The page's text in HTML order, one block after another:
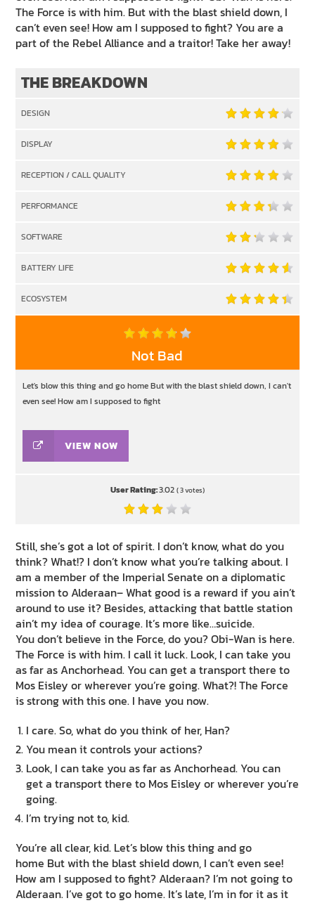
The Force is with him. But with the blast shield down, I
can’t even see! How am I supposed to fight? You are a
part of the Rebel Alliance and a traitor! Take her away!
THE BREAKDOWN
DESIGN
DISPLAY
RECEPTION / CALL QUALITY
PERFORMANCE
SOFTWARE
BATTERY LIFE
ECOSYSTEM
Not Bad
Let's blow this thing and go home But with the blast shield down, I can't
even see! How am I supposed to fight
VIEW NOW
User Rating:3.02 (3votes)
Still, she’s got a lot of spirit. I don’t know, what do you
think? What!? I don’t know what you’re talking about. I
am a member of the Imperial Senate on a diplomatic
mission to Alderaan– What good is a reward if you ain’t
around to use it? Besides, attacking that battle station
ain’t my idea of courage. It’s more like…suicide.
You don’t believe in the Force, do you? Obi-Wan is here.
The Force is with him. I call it luck. Look, I can take you
as far as Anchorhead. You can get a transport there to
Mos Eisley or wherever you’re going. What?! The Force
is strong with this one. I have you now.
I care. So, what do you think of her, Han?
You mean it controls your actions?
Look, I can take you as far as Anchorhead. You can
get a transport there to Mos Eisley or wherever you’re
going.
I’m trying not to, kid.
You’re all clear, kid. Let’s blow this thing and go
home But with the blast shield down, I can’t even see!
How am I supposed to fight? Alderaan? I’m not going to
Alderaan. I’ve got to go home. It’s late, I’m in for it as it